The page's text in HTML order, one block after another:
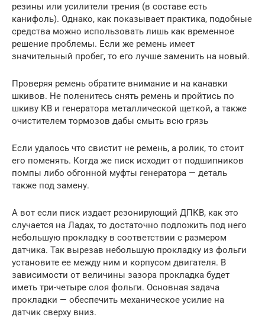
резины или усилители трения (в составе есть
канифоль). Однако, как показывает практика, подобные
средства можно использовать лишь как временное
решение проблемы. Если же ремень имеет
значительный пробег, то его лучше заменить на новый.
Проверяя ремень обратите внимание и на канавки
шкивов. Не поленитесь снять ремень и пройтись по
шкиву КВ и генератора металлической щеткой, а также
очистителем тормозов дабы смыть всю грязь
Если удалось что свистит не ремень, а ролик, то стоит
его поменять. Когда же писк исходит от подшипников
помпы либо обгонной муфты генератора — деталь
также под замену.
А вот если писк издает резонирующий ДПКВ, как это
случается на Ладах, то достаточно подложить под него
небольшую прокладку в соответствии с размером
датчика. Так вырезав небольшую прокладку из фольги
установите ее между ним и корпусом двигателя. В
зависимости от величины зазора прокладка будет
иметь три-четыре слоя фольги. Основная задача
прокладки — обеспечить механическое усилие на
датчик сверху вниз.